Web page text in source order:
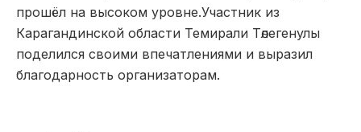
прошёл на высоком уровне.Участник из
Карагандинской области Темирали Төлегенулы
поделился своими впечатлениями и выразил
благодарность организаторам.